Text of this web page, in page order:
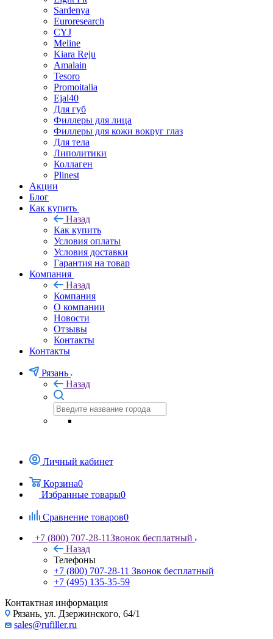
Sardenya
Euroresearch
CYJ
Meline
Kiara Reju
Amalain
Tesoro
Promoitalia
Ejal40
Для губ
Филлеры для лица
Филлеры для кожи вокруг глаз
Для тела
Липолитики
Коллаген
Plinest
Акции
Блог
Как купить
Назад
Как купить
Условия оплаты
Условия доставки
Гарантия на товар
Компания
Назад
Компания
О компании
Новости
Отзывы
Контакты
Контакты
Рязань
Назад
Личный кабинет
Корзина0
Избранные товары0
Сравнение товаров0
+7 (800) 707-28-11Звонок бесплатный
Назад
Телефоны
+7 (800) 707-28-11 Звонок бесплатный
+7 (495) 135-35-59
Контактная информация
Рязань, ул. Дзержинского, 64/1
sales@rufiller.ru